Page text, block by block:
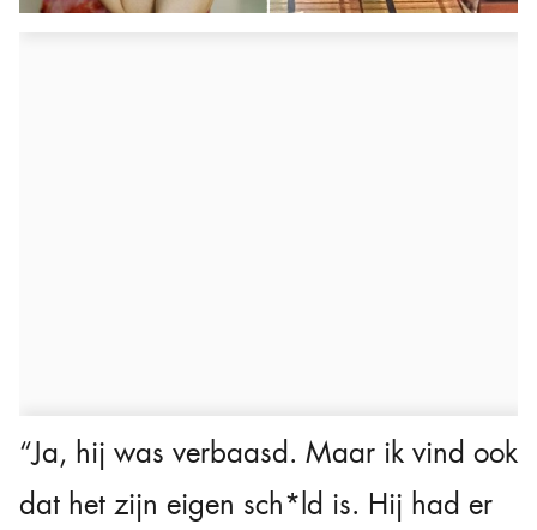
“Ja, hij was verbaasd. Maar ik vind ook
dat het zijn eigen sch*ld is. Hij had er